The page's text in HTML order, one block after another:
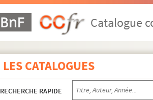
Catalogue
LES CATALOGUES
RECHERCHE RAPIDE